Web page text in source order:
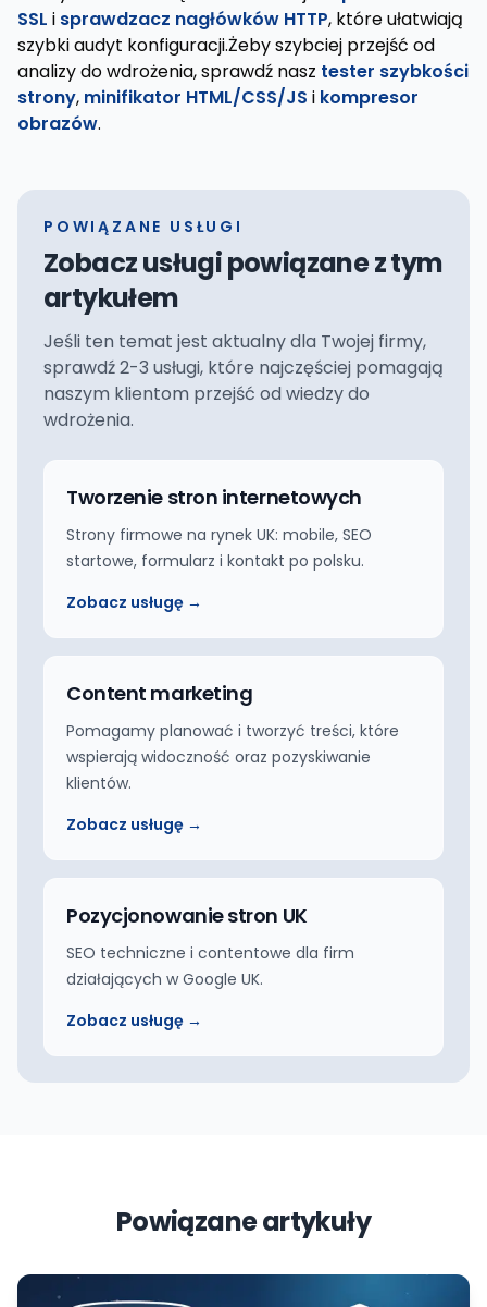
SSL i sprawdzacz nagłówków HTTP, które ułatwiają
szybki audyt konfiguracji.Żeby szybciej przejść od
analizy do wdrożenia, sprawdź nasz tester szybkości
strony, minifikator HTML/CSS/JS i kompresor
obrazów.
POWIĄZANE USŁUGI
Zobacz usługi powiązane z tym
artykułem
Jeśli ten temat jest aktualny dla Twojej firmy,
sprawdź 2-3 usługi, które najczęściej pomagają
naszym klientom przejść od wiedzy do
wdrożenia.
Tworzenie stron internetowych
Strony firmowe na rynek UK: mobile, SEO
startowe, formularz i kontakt po polsku.
Zobacz usługę →
Content marketing
Pomagamy planować i tworzyć treści, które
wspierają widoczność oraz pozyskiwanie
klientów.
Zobacz usługę →
Pozycjonowanie stron UK
SEO techniczne i contentowe dla firm
działających w Google UK.
Zobacz usługę →
Powiązane artykuły